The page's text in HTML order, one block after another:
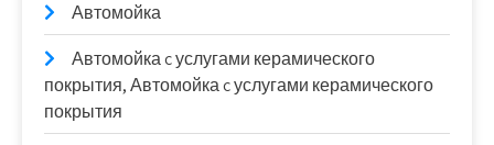
Автомойка
Автомойка c услугами керамического
покрытия, Автомойка c услугами керамического
покрытия